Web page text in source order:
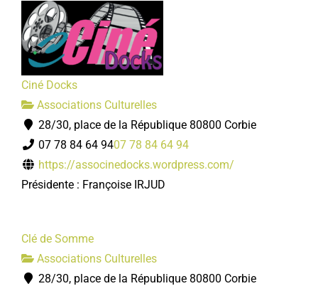
Ciné Docks
Associations Culturelles
28/30, place de la République 80800 Corbie
07 78 84 64 9407 78 84 64 94
https://associnedocks.wordpress.com/
Présidente : Françoise IRJUD
Clé de Somme
Associations Culturelles
28/30, place de la République 80800 Corbie